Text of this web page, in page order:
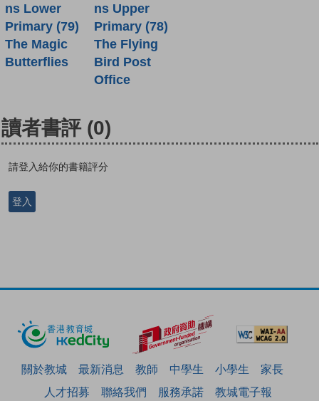
ns Lower
Primary (79)
The Magic
Butterflies
ns Upper
Primary (78)
The Flying
Bird Post
Office
讀者書評 (0)
請登入給你的書籍評分
登入
關於教城 最新消息 教師 中學生 小學生
家長
人才招募
聯絡我們 服務承諾 教城電子報